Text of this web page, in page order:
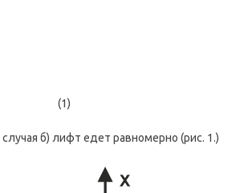
(1)
случая б) лифт едет равномерно (рис. 1.)